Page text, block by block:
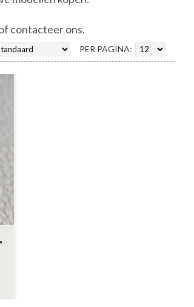
contacteer ons.
PER PAGINA: